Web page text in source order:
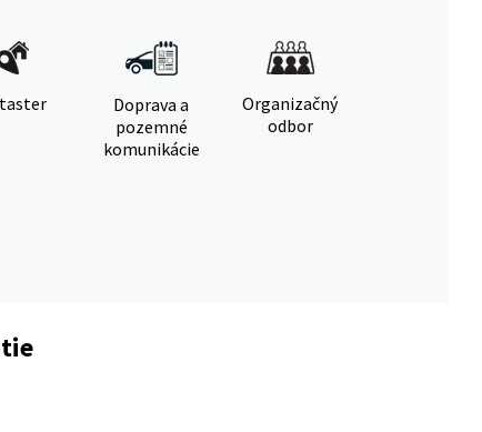
Doprava a
pozemné
komunikácie
Organizačný
odbor